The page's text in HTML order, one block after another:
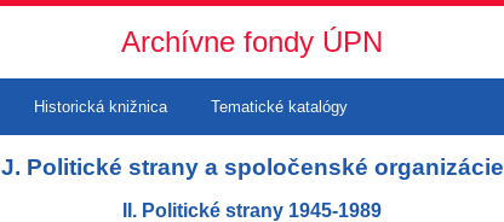
Archívne fondy ÚPN
Historická knižnica Tematické katalógy
J. Politické strany a spoločenské organizácie
II. Politické strany 1945-1989